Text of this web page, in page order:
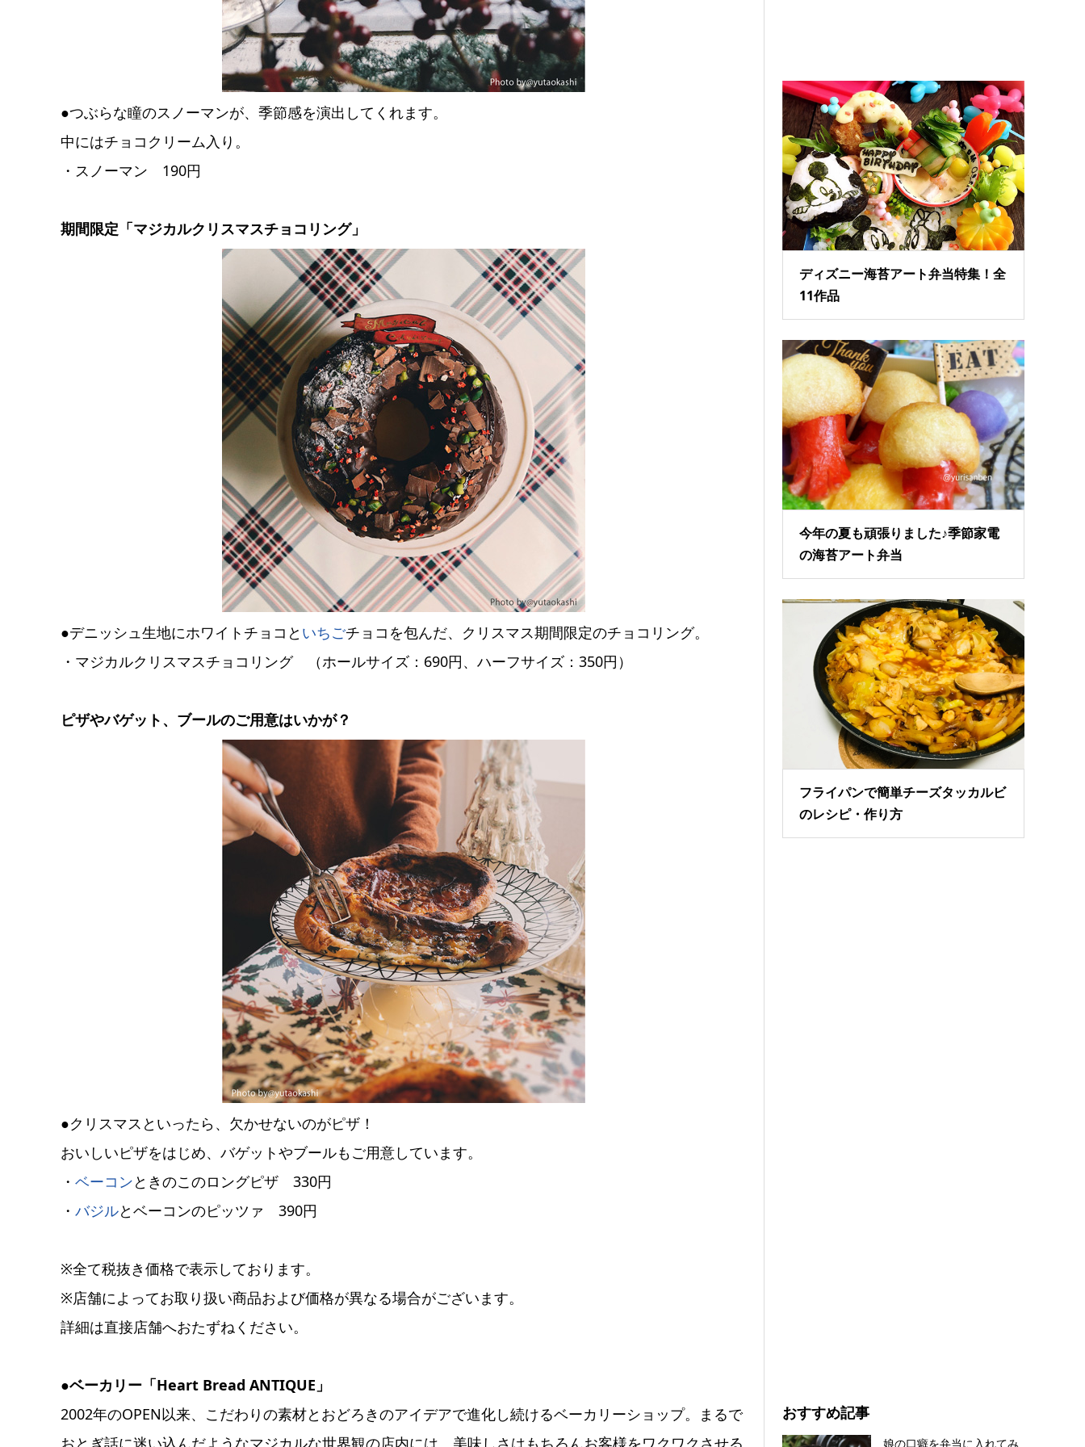
●つぶらな瞳のスノーマンが、季節感を演出してくれます。
中にはチョコクリーム入り。
・スノーマン 190円
期間限定「マジカルクリスマスチョコリング」
●デニッシュ生地にホワイトチョコと いちごチョコを包んだ、クリスマス期間限定のチョコリング。
・マジカルクリスマスチョコリング （ホールサイズ：690円、ハーフサイズ：350円）
ピザやバゲット、ブールのご用意はいかが？
●クリスマスといったら、欠かせないのがピザ！
おいしいピザをはじめ、バゲットやブールもご用意しています。
・ ベーコンときのこのロングピザ 330円
・ バジルとベーコンのピッツァ 390円
※全て税抜き価格で表示しております。
※店舗によってお取り扱い商品および価格が異なる場合がございます。
詳細は直接店舗へおたずねください。
●ベーカリー「Heart Bread ANTIQUE」
2002年のOPEN以来、こだわりの素材とおどろきのアイデアで進化し続けるベーカリーショップ。まるで
おとぎ話に迷い込んだようなマジカルな世界観の店内には、美味しさはもちろんお客様をワクワクさせる
ディズニー海苔アート弁当特集！全
11作品
今年の夏も頑張りました♪季節家電
の海苔アート弁当
フライパンで簡単チーズタッカルビ
のレシピ・作り方
おすすめ記事
娘の口癖を弁当に入れてみ